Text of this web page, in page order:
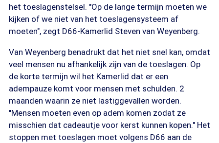
het toeslagenstelsel. "Op de lange termijn moeten we
kijken of we niet van het toeslagensysteem af
moeten", zegt D66-Kamerlid Steven van Weyenberg.
Van Weyenberg benadrukt dat het niet snel kan, omdat
veel mensen nu afhankelijk zijn van de toeslagen. Op
de korte termijn wil het Kamerlid dat er een
adempauze komt voor mensen met schulden. 2
maanden waarin ze niet lastiggevallen worden.
"Mensen moeten even op adem komen zodat ze
misschien dat cadeautje voor kerst kunnen kopen." Het
stoppen met toeslagen moet volgens D66 aan de